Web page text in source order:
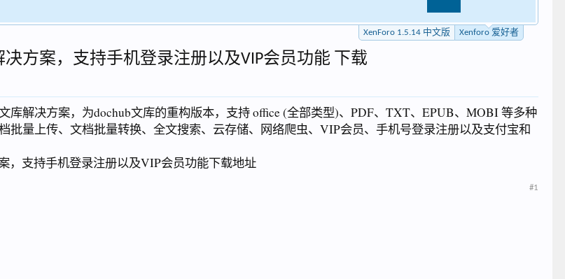
XenForo 1.5.14 中文版 Xenforo 爱好者
方案，支持手机登录注册以及VIP会员功能 下载
库解决方案，为dochub文库的重构版本，支持 office (全部类型)、PDF、TXT、EPUB、MOBI 等多种
批量上传、文档批量转换、全文搜索、云存储、网络爬虫、VIP会员、手机号登录注册以及支付宝和
，支持手机登录注册以及VIP会员功能下载地址
#1